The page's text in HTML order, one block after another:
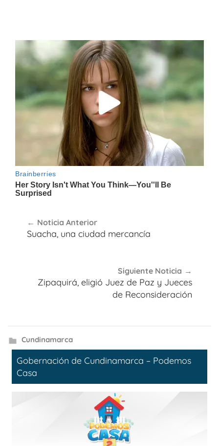
de
Noticia Anterior
Suacha, una ciudad mercancía
Siguiente Noticia
Zipaquirá, eligió Juez de Paz y Jueces
de Reconsideración
Cundinamarca
Gobernación de Cundinamarca – Podemos
Casa